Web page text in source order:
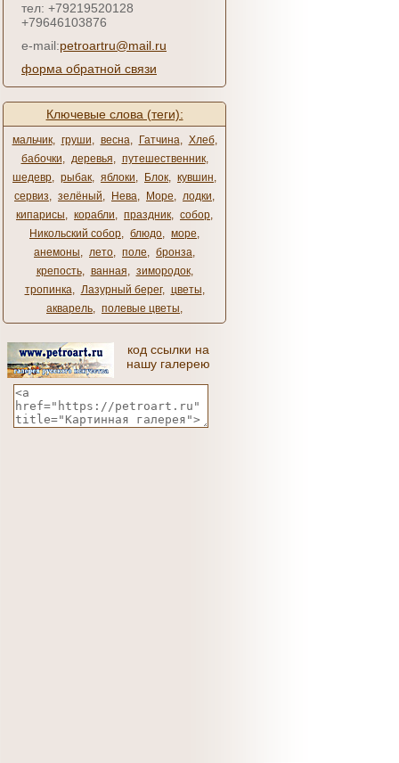
тел: +79219520128
+79646103876
e-mail:petroartru@mail.ru
форма обратной связи
Ключевые слова (теги):
мальчик, груши, весна, Гатчина, Хлеб,
бабочки, деревья, путешественник,
шедевр, рыбак, яблоки, Блок, кувшин,
сервиз, зелёный, Нева, Море, лодки,
кипарисы, корабли, праздник, собор,
Никольский собор, блюдо, море,
анемоны, лето, поле, бронза,
крепость, ванная, зимородок,
тропинка, Лазурный берег, цветы,
акварель, полевые цветы,
код ссылки на
нашу галерею